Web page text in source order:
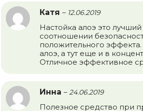
Катя – 12.06.2019
Настойка алоэ это
соотношении
положительного
алоэ, а тут еще и в
Отличное эффективное
Инна – 24.06.2019
Полезное средство при